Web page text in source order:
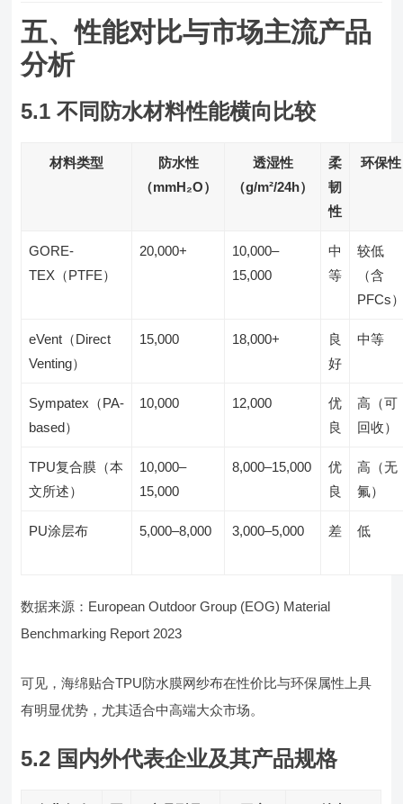
五、性能对比与市场主流产品
分析
5.1 不同防水材料性能横向比较
材料类型
防水性
（mmH₂O）
透湿性
（g/m²/24h）
柔
韧
性
环保性
GORE-
TEX（PTFE）
20,000+
10,000–
15,000
中
等
较低
（含
PFCs
eVent（Direct
Venting）
15,000 18,000+
良
好
中等
Sympatex（PA-
based）
10,000 12,000
优
良
高（可
回收）
TPU复合膜（本
文所述）
10,000–
15,000
8,000–15,000
优
良
高（无
氟）
PU涂层布 5,000–8,000 3,000–5,000 差 低
数据来源：European Outdoor Group (EOG) Material
Benchmarking Report 2023
可见，海绵贴合TPU防水膜网纱布在性价比与环保属性上具
有明显优势，尤其适合中高端大众市场。
5.2 国内外代表企业及其产品规格